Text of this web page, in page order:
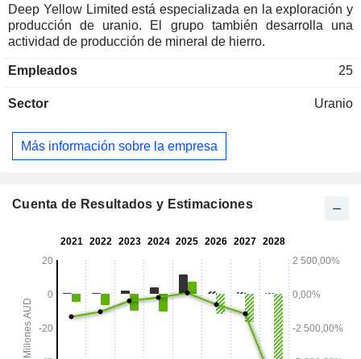
Deep Yellow Limited está especializada en la exploración y
producción de uranio. El grupo también desarrolla una
actividad de producción de mineral de hierro.
Empleados 25
Sector Uranio
Más información sobre la empresa
Cuenta de Resultados y Estimaciones